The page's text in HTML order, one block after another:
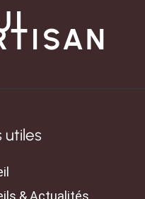
utiles
& Actualités